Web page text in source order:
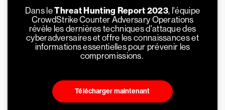
Dans leThreat Hunting Report 2023, l'équipe
CrowdStrike Counter Adversary Operations
révèle les dernières techniques d'attaque des
cyberadversaires et offre les connaissances et
informations essentielles pour prévenir les
compromissions.
Télécharger maintenant